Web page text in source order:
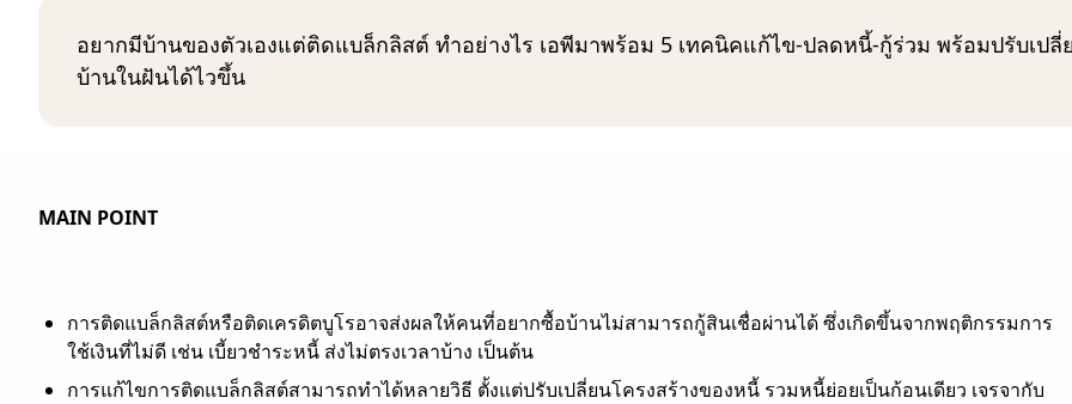
อยากมีบ้านของตัวเองแต่ติดแบล็กลิสต์ ทำอย่างไร เอพีมาพร้อม 5 เทคนิคแก้ไข-ปลดหนี้-กู้ร่วม พร้อมปรับเปลี่
บ้านในฝันได้ไวขึ้น
MAIN POINT
การติดแบล็กลิสต์หรือติดเครดิตบูโรอาจส่งผลให้คนที่อยากซื้อบ้านไม่สามารถกู้สินเชื่อผ่านได้ ซึ่งเกิดขึ้นจากพฤติกรรมการ
ใช้เงินที่ไม่ดี เช่น เบี้ยวชำระหนี้ ส่งไม่ตรงเวลาบ้าง เป็นต้น
การแก้ไขการติดแบล็กลิสต์สามารถทำได้หลายวิธี ตั้งแต่ปรับเปลี่ยนโครงสร้างของหนี้ รวมหนี้ย่อยเป็นก้อนเดียว เจรจากับ